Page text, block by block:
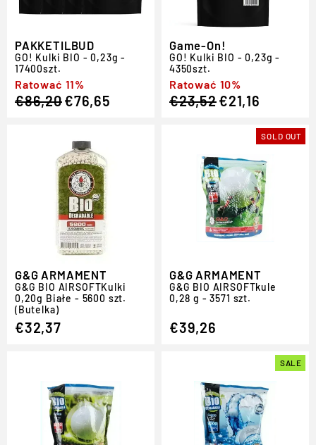
PAKKETILBUD
GO! Kulki BIO - 0,23g -
17400szt.
Ratować 11%
Regular
price
€86,20
Sale
price
€76,65
Game-On!
GO! Kulki BIO - 0,23g -
4350szt.
Ratować 10%
Regular
price
€23,52
Sale
price
€21,16
G&G ARMAMENT
G&G BIO AIRSOFTKulki
0,20g Białe - 5600 szt.
(Butelka)
€32,37
SOLD OUT
G&G ARMAMENT
G&G BIO AIRSOFTkule
0,28 g - 3571 szt.
€39,26
SALE